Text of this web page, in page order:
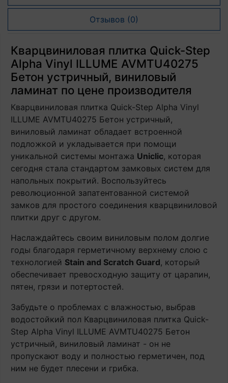
Отзывов (0)
Кварцвиниловая плитка Quick-Step
Alpha Vinyl ILLUME AVMTU40275
Бетон устричный, виниловый
ламинат по цене производителя
Кварцвиниловая плитка Quick-Step Alpha Vinyl
ILLUME AVMTU40275 Бетон устричный,
виниловый ламинат обладает встроенной
подложкой и укладывается при помощи
уникальной системы монтажа Uniclic, которая
сегодня стала стандартом замковых систем для
напольных покрытий. Воспользуйтесь
революционной запатентованной системой
замков для простого соединения кварцвиниловой
плитки друг с другом.
Наслаждайтесь своим виниловым полом долгие
годы благодаря герметичному верхнему слою с
технологией Stain and Scratch Guard, который
обеспечивает превосходную защиту от царапин,
пятен, грязи и потертостей.
Забудьте о проблемах с влажностью, выбрав
водостойкий пол Кварцвиниловая плитка Quick-
Step Alpha Vinyl ILLUME AVMTU40275 Бетон
устричный, виниловый ламинат - он не
пропускают воду и полностью герметичен, под
ним не будет плесени и грибка.